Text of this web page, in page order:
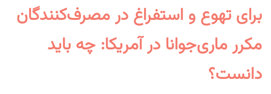
برای تهوع و استفراغ در مصرف‌کنندگان
مکرر ماری‌جوانا در آمریکا: چه باید
دانست؟